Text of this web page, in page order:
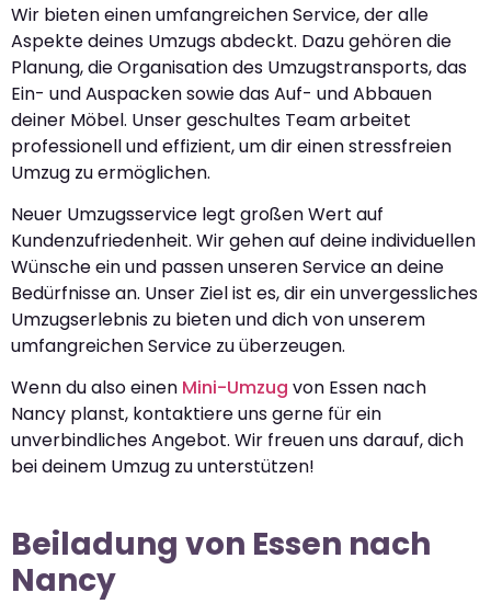
Wir bieten einen umfangreichen Service, der alle
Aspekte deines Umzugs abdeckt. Dazu gehören die
Planung, die Organisation des Umzugstransports, das
Ein- und Auspacken sowie das Auf- und Abbauen
deiner Möbel. Unser geschultes Team arbeitet
professionell und effizient, um dir einen stressfreien
Umzug zu ermöglichen.
Neuer Umzugsservice legt großen Wert auf
Kundenzufriedenheit. Wir gehen auf deine individuellen
Wünsche ein und passen unseren Service an deine
Bedürfnisse an. Unser Ziel ist es, dir ein unvergessliches
Umzugserlebnis zu bieten und dich von unserem
umfangreichen Service zu überzeugen.
Wenn du also einen Mini-Umzug von Essen nach
Nancy planst, kontaktiere uns gerne für ein
unverbindliches Angebot. Wir freuen uns darauf, dich
bei deinem Umzug zu unterstützen!
Beiladung von Essen nach
Nancy